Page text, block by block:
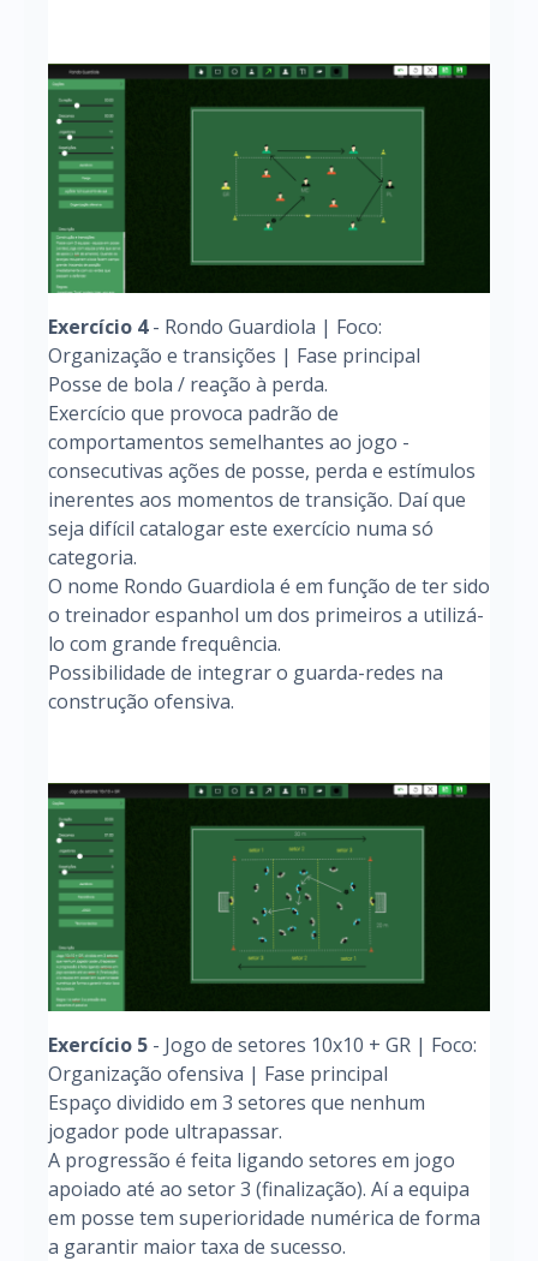
Exercício 4- Rondo Guardiola | Foco:
Organização e transições | Fase principal
Posse de bola / reação à perda.
Exercício que provoca padrão de
comportamentos semelhantes ao jogo -
consecutivas ações de posse, perda e estímulos
inerentes aos momentos de transição. Daí que
seja difícil catalogar este exercício numa só
categoria.
O nome Rondo Guardiola é em função de ter sido
o treinador espanhol um dos primeiros a utilizá-
lo com grande frequência.
Possibilidade de integrar o guarda-redes na
construção ofensiva.
Exercício 5 - Jogo de setores 10x10 + GR | Foco:
Organização ofensiva | Fase principal
Espaço dividido em 3 setores que nenhum
jogador pode ultrapassar.
A progressão é feita ligando setores em jogo
apoiado até ao setor 3 (finalização). Aí a equipa
em posse tem superioridade numérica de forma
a garantir maior taxa de sucesso.